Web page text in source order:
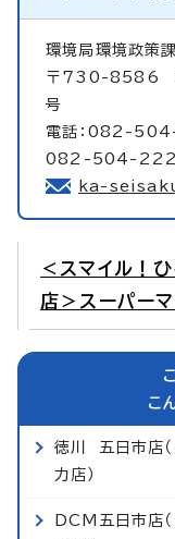
環境局環境政策
〒730-8586 広
号
電話：082-504-
082-504-
ka-
＜スマイル！
店＞スーパー
こ
徳川 五日市店
力店）
DCM五日市店